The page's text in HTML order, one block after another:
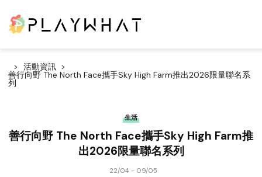
活動資訊
善行向野 The North Face攜手Sky High Farm推出2026限量聯名系
列
生活
善行向野 The North Face攜手Sky High Farm推
出2026限量聯名系列
22/04 - 09/05